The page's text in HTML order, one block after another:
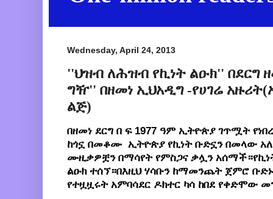
Wednesday, April 24, 2013
''ህዝብ ለሕዝብ የኪነት ልዑክ'' በደርግ
ግዥ'' በዘመነ ኢህአዲግ -የሀገሬ
ልጅ)
በዘመነ ደርግ በ ፍ 1977 ዓም ኢትዮጵያ ገጥሟት
ከጎኗ በመቆሙ ኢትዮጵያ የኪነት ቡድኗን በመላው
ሙዚቃዎቿን በማሳየት የምስጋና ቃሏን
ልዑክ ተሰኘ።በእዚህ ሃሳቡን ከማመንጨት ጀምሮ
የተዟዟሩት አምባሳደር ዶክተር ካሳ ከበደ የቀድሞው